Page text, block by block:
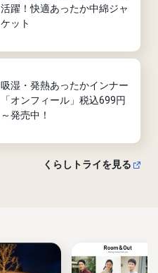
活躍！快適あったか中綿ジャ
ケット
吸湿・発熱あったかインナー
「オンフィール」税込699円
～発売中！
くらしトライを見る